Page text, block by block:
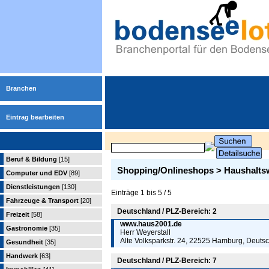
Branchen
Eintrag bearbeiten
Beruf & Bildung [15]
Computer und EDV [89]
Dienstleistungen [130]
Fahrzeuge & Transport [20]
Freizeit [58]
Gastronomie [35]
Gesundheit [35]
Handwerk [63]
Shopping/Onlineshops >
Einträge 1 bis 5 / 5
Deutschland / PLZ-Bereich: 2
www.haus2001.de
Herr Weyerstall
Alte Volksparkstr. 24, 22525 Hamburg,
Deutschland / PLZ-Bereich: 7